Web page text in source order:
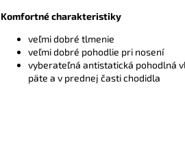
Komfortné charakteristiky
veľmi dobré tlmenie
veľmi dobré pohodlie pri nosení
vyberateľná antistatická pohodlná
päte a v prednej časti chodidla